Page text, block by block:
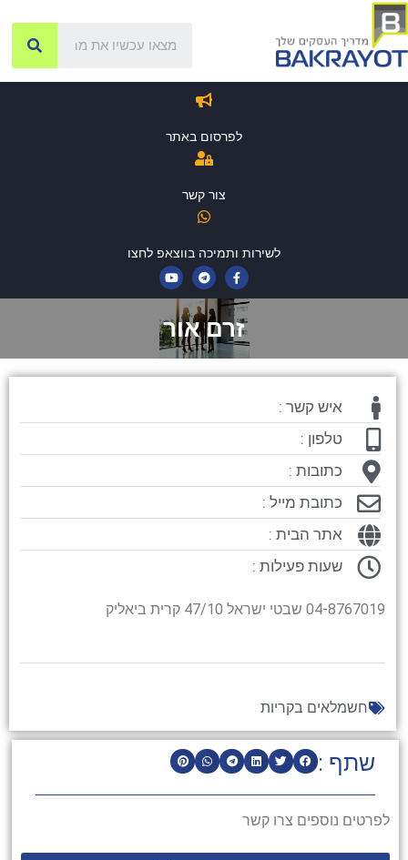
לפרסום באתר
צור קשר
לשירות ותמיכה בווצאפ לחצו
זרם אור
שתף :
לפרטים נוספים צרו קשר
איש קשר :
טלפון :
כתובות :
כתובת מייל :
אתר הבית :
שעות פעילות :
04-8767019 שבטי ישראל 47/10 קרית ביאליק
חשמלאים בקריות